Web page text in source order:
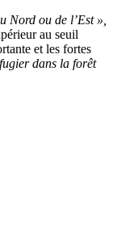
Nord ou de l’Est »,
au seuil
et les fortes
dans la forêt